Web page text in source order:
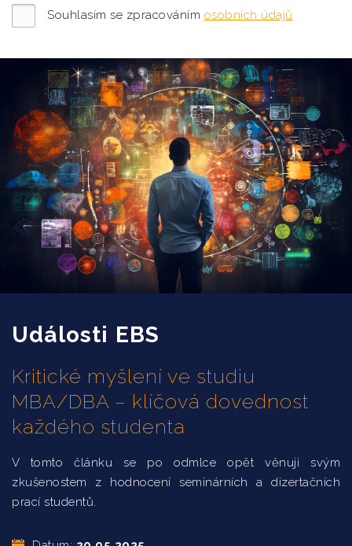
Souhlasím se zpracováním osobních údajů
Události EBS
Kritické myšlení ve studiu
MBA/DBA – klíčová dovednost
každého studenta
V tomto článku se po odmlce opět věnuji svým
zkušenostem z hodnocení seminárních a dizertačních
prací studentů.